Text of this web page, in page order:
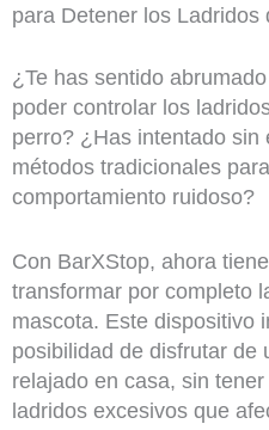
para Detener los Ladridos
¿Te has sentido
poder controlar los
perro? ¿Has intentado sin
métodos tradicionales
comportamiento ruidoso?
Con BarXStop, ahora
transformar por completo
mascota. Este dispositivo
posibilidad de disfrutar de
relajado en casa, sin
ladridos excesivos que